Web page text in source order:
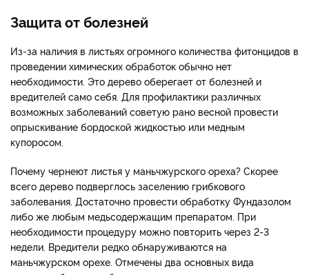
Защита от болезней
Из-за наличия в листьях огромного количества фитонцидов в
проведении химических обработок обычно нет
необходимости. Это дерево оберегает от болезней и
вредителей само себя. Для профилактики различных
возможных заболеваний советую рано весной провести
опрыскивание бордоской жидкостью или медным
купоросом.
Почему чернеют листья у маньчжурского ореха? Скорее
всего дерево подверглось заселению грибкового
заболевания. Достаточно провести обработку Фундазолом
либо же любым медьсодержащим препаратом. При
необходимости процедуру можно повторить через 2-3
недели. Вредители редко обнаруживаются на
маньчжурском орехе. Отмечены два основных вида